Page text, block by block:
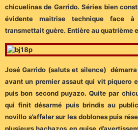
chicuelinas de Garrido. Séries bien
évidente maitrise technique face
transmettait guère. Entière au quatrième
José Garrido (saluts et silence)
avant un premier assaut qui vit piquero
puis bon second puyazo. Quite par
qui finit désarmé puis brindis au
novillo s’affaler sur les doblones puis